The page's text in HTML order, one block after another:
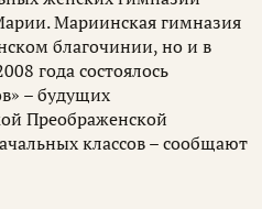
Мариинская гимназия
благочинии, но и в
года состоялось
– будущих
Преображенской
классов – сообщают